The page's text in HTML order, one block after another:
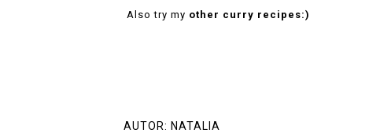
Also try my other curry recipes:)
AUTOR: NATALIA